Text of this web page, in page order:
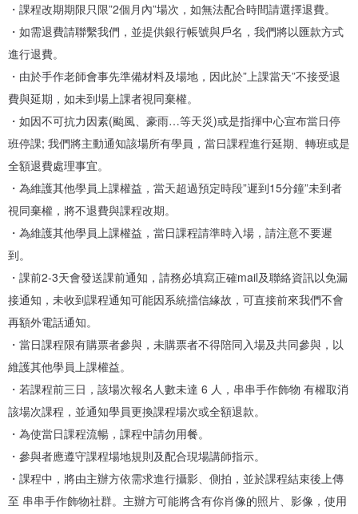
|課程內容|：
串串手作利用自然紋理、深淺不一的檀木、花梨木、黃金木、雞翅
木、酸枝木、金鐘菩提、相思豆等不同木質珠、果實、水晶礦石材
料，在手作老師與創作者的構思討論下進行設計並且親手制作出飾
物，手作飾物成品將由柔順的線條中流淌出淳厚含蓄的美感。
雖然原木果實與水晶礦石每顆形態迥然有異，卻存在相似的溫潤色
澤，讓創作者在制作飾物過程中彷彿溶化於森林靜謐的氛圍，感受到
心靈的自由與和平。
純手作的飾物難免會有創作者手工制作的痕跡，但也具備耐人尋味的
美感與創作者獨家設計的巧思。
讓我們一起在短短的手作時光中找回最純粹的自己，放慢步調享受當
下對大自然萬物的感嘆與對生命湧出的感動，將內在的情感釋放於手
作飾物中，體驗這美麗的蛻變歷程。
（課程時間:預計為2小時，仍需以創作者個人速度為主）。
|課程材料|：
本次課程選用主要材料為:
• 各式水晶礦石-紅紋石、東陵石、黑曜石、玉髓、花綠石、…等各式
・課程改期期限只限”2個月內”場次，如無法配合時間請選擇退費。
・如需退費請聯繫我們，並提供銀行帳號與戶名，我們將以匯款方式
進行退費。
・由於手作老師會事先準備材料及場地，因此於”上課當天”不接受退
費與延期，如未到場上課者視同棄權。
・如因不可抗力因素(颱風、豪雨…等天災)或是指揮中心宣布當日停
班停課; 我們將主動通知該場所有學員，當日課程進行延期、轉班或是
全額退費處理事宜。
・為維護其他學員上課權益，當天超過預定時段”遲到15分鐘”未到者
視同棄權，將不退費與課程改期。
・為維護其他學員上課權益，當日課程請準時入場，請注意不要遲
到。
・課前2-3天會發送課前通知，請務必填寫正確mail及聯絡資訊以免漏
接通知，未收到課程通知可能因系統擋信緣故，可直接前來我們不會
再額外電話通知。
・當日課程限有購票者參與，未購票者不得陪同入場及共同參與，以
維護其他學員上課權益。
・若課程前三日，該場次報名人數未達 6 人，串串手作飾物 有權取消
該場次課程，並通知學員更換課程場次或全額退款。
・為使當日課程流暢，課程中請勿用餐。
・參與者應遵守課程場地規則及配合現場講師指示。
・課程中，將由主辦方依需求進行攝影、側拍，並於課程結束後上傳
至 串串手作飾物社群。主辦方可能將含有你肖像的照片、影像，使用